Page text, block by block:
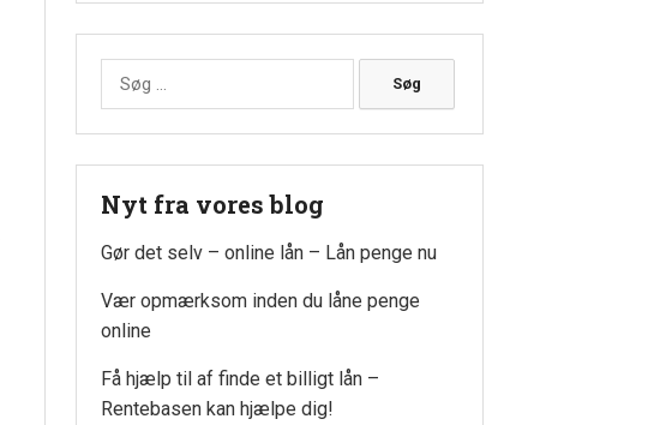
Søg
efter:
Nyt fra vores blog
Gør det selv – online lån – Lån penge nu
Vær opmærksom inden du låne penge
online
Få hjælp til af finde et billigt lån –
Rentebasen kan hjælpe dig!